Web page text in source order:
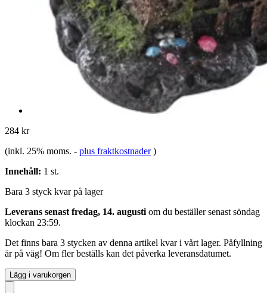
284 kr
(inkl. 25% moms. - plus fraktkostnader )
Innehåll: 1 st.
Bara 3 styck kvar på lager
Leverans senast fredag, 14. augusti om du beställer senast söndag
klockan 23:59.
Det finns bara 3 stycken av denna artikel kvar i vårt lager. Påfyllning
är på väg! Om fler beställs kan det påverka leveransdatumet.
Lägg i varukorgen